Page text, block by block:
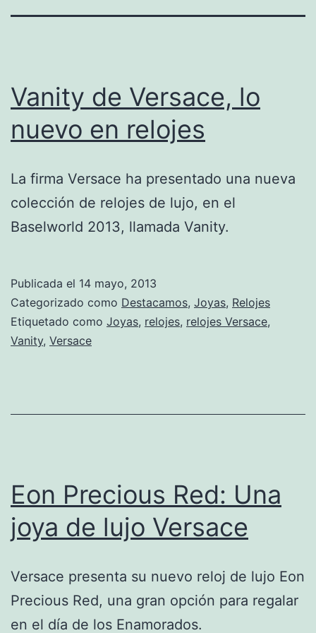
Vanity de Versace, lo
nuevo en relojes
La firma Versace ha presentado una nueva
colección de relojes de lujo, en el
Baselworld 2013, llamada Vanity.
Publicada el 14 mayo, 2013
Categorizado como Destacamos, Joyas, Relojes
Etiquetado como Joyas, relojes, relojes Versace,
Vanity, Versace
Eon Precious Red: Una
joya de lujo Versace
Versace presenta su nuevo reloj de lujo Eon
Precious Red, una gran opción para regalar
en el día de los Enamorados.